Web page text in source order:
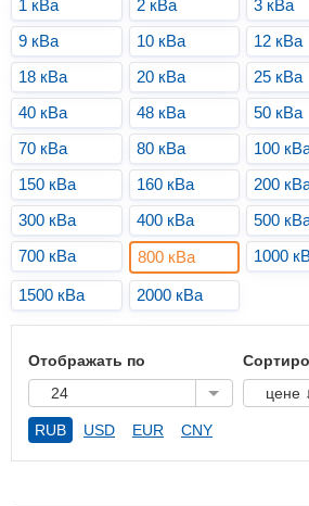
1 кВа
2 кВа 3 кВа
9 кВа
10 кВа 12 кВа
18 кВа
20 кВа 25 кВа
40 кВа
48 кВа 50 кВа
70 кВа
80 кВа 100
150 кВа
160 кВа 200
300 кВа
400 кВа 500
700 кВа
800 кВа 1000
1500 кВа 2000 кВа
Отображать по
24
цене ↓
RUB USD EUR CNY